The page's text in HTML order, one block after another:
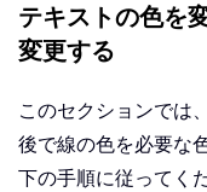
テキストの色を
変更する
このセクションでは
後で線の色を必要な
下の手順に従ってく